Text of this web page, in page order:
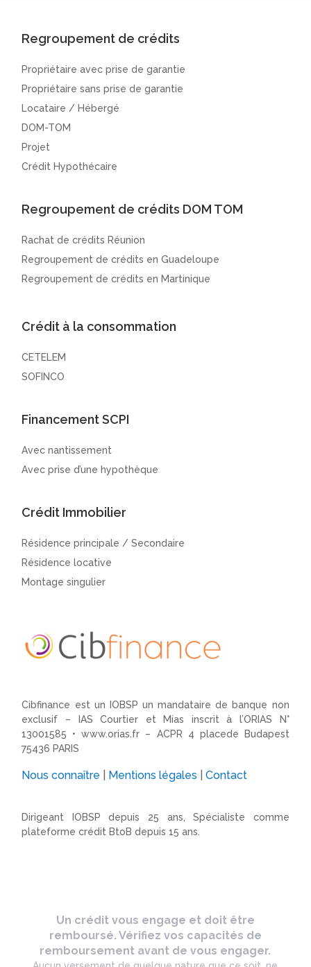
Regroupement de crédits
Propriétaire avec prise de garantie
Propriétaire sans prise de garantie
Locataire / Hébergé
DOM-TOM
Projet
Crédit Hypothécaire
Regroupement de crédits DOM TOM
Rachat de crédits Réunion
Regroupement de crédits en Guadeloupe
Regroupement de crédits en Martinique
Crédit à la consommation
CETELEM
SOFINCO
Financement SCPI
Avec nantissement
Avec prise d’une hypothèque
Crédit Immobilier
Résidence principale / Secondaire
Résidence locative
Montage singulier
Cibfinance est un IOBSP un mandataire de banque non
exclusif – IAS Courtier et Mias inscrit à l’ORIAS N°
13001585 •www.orias.fr – ACPR 4 placede Budapest
75436 PARIS
Nous connaître Mentions légales |Contact
Dirigeant IOBSP depuis 25 ans, Spécialiste comme
plateforme crédit BtoB depuis 15 ans.
Un crédit vous engage et doit être
remboursé. Vérifiez vos capacités de
remboursement avant de vous engager.